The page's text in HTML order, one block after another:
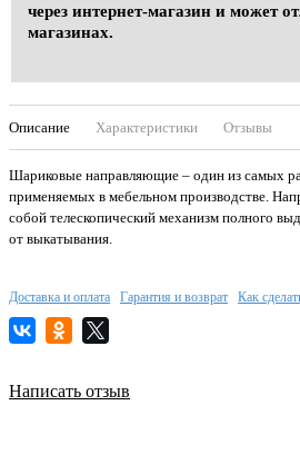
через интернет-магазин и может
магазинах.
Описание Характеристики Отзывы
Шариковые направляющие – один из самых
применяемых в мебельном производстве.
собой телескопический механизм полного
от выкатывания.
Доставка и оплата Гарантия и возврат Как
Написать отзыв